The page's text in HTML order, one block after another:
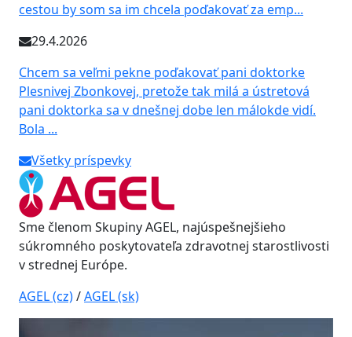
cestou by som sa im chcela poďakovať za emp...
29.4.2026
Chcem sa veľmi pekne poďakovať pani doktorke
Plesnivej Zbonkovej, pretože tak milá a ústretová
pani doktorka sa v dnešnej dobe len málokde vidí.
Bola ...
Všetky príspevky
Sme členom Skupiny AGEL, najúspešnejšieho
súkromného poskytovateľa zdravotnej starostlivosti
v strednej Európe.
AGEL (cz)/AGEL (sk)